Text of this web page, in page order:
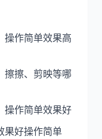
操作简单效果高
擦擦、剪映等哪
操作简单效果好
果好操作简单